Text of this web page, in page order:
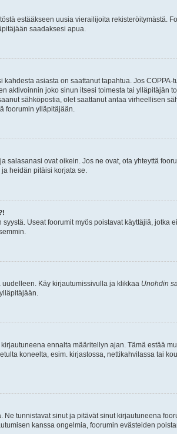
estääkseen uusia vierailijoita rekisteröitymästä.
saadaksesi apua.
asiasta on saattanut tapahtua. Jos
aktivoinnin joko sinun itsesi toimesta tai ylläpitäjän
sähköpostia, olet saattanut antaa virheellisen
foorumin ylläpitäjään.
salasanasi ovat oikein. Jos ne ovat, ota yhteyttä
heidän pitäisi korjata se.
Useat foorumit myös poistavat käyttäjiä,
Käy kirjautumissivulla ja klikkaa Unohdin
ennalta määritellyn ajan. Tämä estää
koneelta, esim. kirjastossa, nettikahvilassa tai
Ne tunnistavat sinut ja pitävät sinut kirjautuneena
kanssa ongelmia, foorumin evästeiden